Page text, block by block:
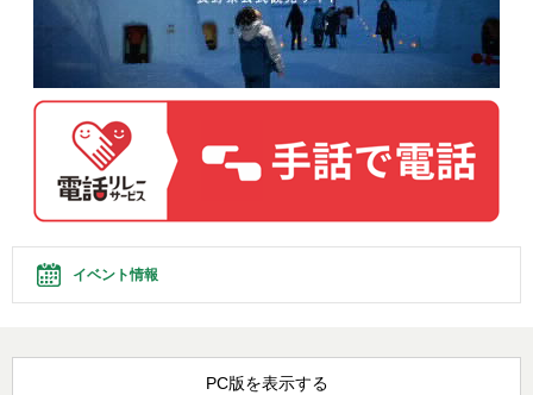
イベント情報
PC版を表示する